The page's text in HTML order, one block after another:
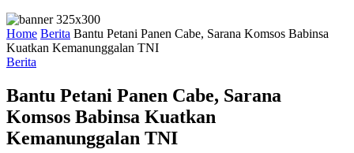
Home Berita Bantu Petani Panen Cabe, Sarana Komsos Babinsa
Kuatkan Kemanunggalan TNI
Berita
Bantu Petani Panen Cabe, Sarana
Komsos Babinsa Kuatkan
Kemanunggalan TNI